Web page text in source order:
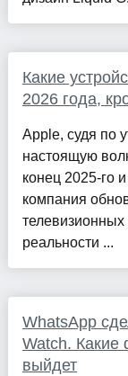
Какие
2026 года,
Apple, судя по
настоящую
конец 2025-го
компания
реальности ...
WhatsApp
Watch. Какие
выйдет